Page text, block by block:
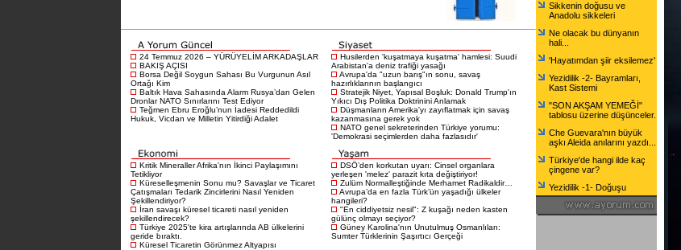
24 Temmuz 2026 – YÜRÜYELİM ARKADAŞLAR
BAKIŞ AÇISI
Borsa Değil Soygun Sahası Bu Vurgunun Asıl
Ortağı Kim
Baltık Hava Sahasında Alarm Rusya’dan Gelen
Dronlar NATO Sınırlarını Test Ediyor
Teğmen Ebru Eroğlu’nun İadesi Reddedildi
Hukuk, Vicdan ve Milletin Yitirdiği Adalet
Husilerden 'kuşatmaya kuşatma' hamlesi: Suudi
Arabistan'a deniz trafiği yasağı
Avrupa'da "uzun barış"ın sonu, savaş
hazırlıklarının başlangıcı
Stratejik Niyet, Yapısal Boşluk: Donald Trump'ın
Yıkıcı Dış Politika Doktrinini Anlamak
Düşmanların Amerika'yı zayıflatmak için savaş
kazanmasına gerek yok
NATO genel sekreterinden Türkiye yorumu:
'Demokrasi seçimlerden daha fazlasıdır'
Kritik Mineraller Afrika'nın İkinci Paylaşımını
Tetikliyor
Küreselleşmenin Sonu mu? Savaşlar ve Ticaret
Çatışmaları Tedarik Zincirlerini Nasıl Yeniden
Şekillendiriyor?
İran savaşı küresel ticareti nasıl yeniden
şekillendirecek?
Türkiye 2025'te kira artışlarında AB ülkelerini
geride bıraktı.
Küresel Ticaretin Görünmez Altyapısı
DSÖ’den korkutan uyarı: Cinsel organlara
yerleşen 'melez' parazit kıta değiştiriyor!
Zulüm Normalleştiğinde Merhamet Radikaldir…
Avrupa’da en fazla Türk’ün yaşadığı ülkeler
hangileri?
"En ciddiyetsiz nesil": Z kuşağı neden kasten
gülünç olmayı seçiyor?
Güney Karolina'nın Unutulmuş Osmanlıları:
Sumter Türklerinin Şaşırtıcı Gerçeği
Sikkenin doğusu ve
Anadolu sikkeleri
Ne olacak bu dünyanın
hali...
'Hayatımdan şiir eksilemez'
Yezidilik -2- Bayramları,
Kast Sistemi
"SON AKŞAM YEMEĞİ"
tablosu üzerine düşünceler.
Che Guevara'nın büyük
aşkı Aleida anılarını yazdı...
Türkiye'de hangi ilde kaç
çingene var?
Yezidilik -1- Doğuşu